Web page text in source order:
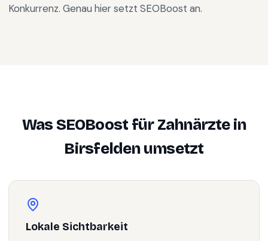
Konkurrenz. Genau hier setzt SEOBoost an.
Was SEOBoost fürZahnärztein
Birsfeldenumsetzt
Lokale Sichtbarkeit